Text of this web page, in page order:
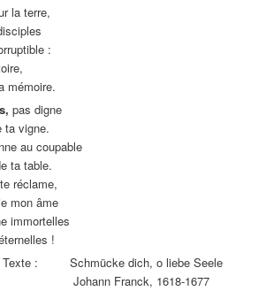
la terre,
disciples
:
mémoire.
pas digne
vigne.
au coupable
ta table.
réclame,
mon âme
immortelles
!
dich, o liebe Seele
1618-1677